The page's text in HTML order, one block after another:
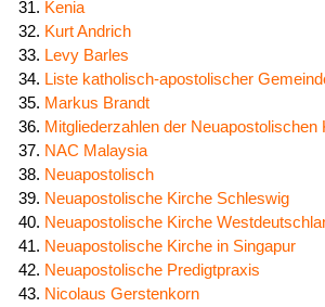
Kenia
Kurt Andrich
Levy Barles
Liste katholisch-apostolischer
Markus Brandt
Mitgliederzahlen der Neuapostolischen
NAC Malaysia
Neuapostolisch
Neuapostolische Kirche Schleswig
Neuapostolische Kirche
Neuapostolische Kirche in Singapur
Neuapostolische Predigtpraxis
Nicolaus Gerstenkorn